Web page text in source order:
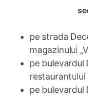
pe strada
magazinului
pe bulevardul
pe bulevardul